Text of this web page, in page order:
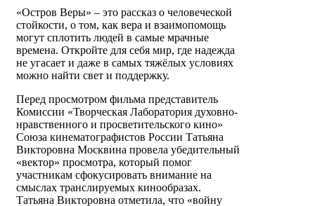
«Остров Веры» – это рассказ о человеческой
стойкости, о том, как вера и взаимопомощь
могут сплотить людей в самые мрачные
времена. Откройте для себя мир, где надежда
не угасает и даже в самых тяжёлых условиях
можно найти свет и поддержку.
Перед просмотром фильма представитель
Комиссии «Творческая Лаборатория духовно-
нравственного и просветительского кино»
Союза кинематографистов России Татьяна
Викторовна Москвина провела убедительный
«вектор» просмотра, который помог
участникам сфокусировать внимание на
смыслах транслируемых кинообразах.
Татьяна Викторовна отметила, что «войну